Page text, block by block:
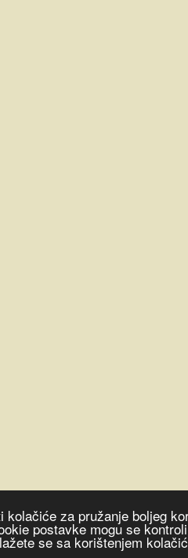
kolačiće za pružanje boljeg
postavke mogu se
se sa korištenjem